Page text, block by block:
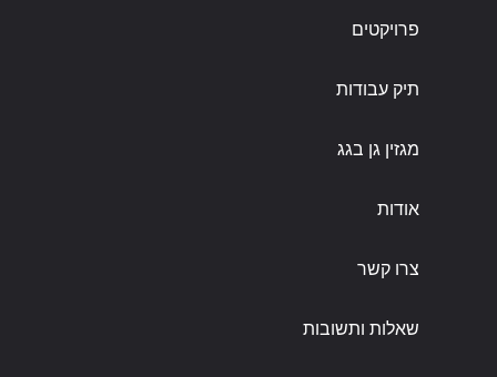
פרויקטים
תיק עבודות
מגזין גן בגג
אודות
צרו קשר
שאלות ותשובות